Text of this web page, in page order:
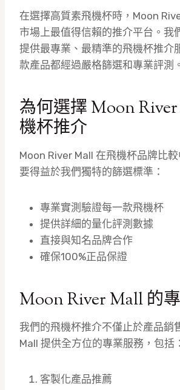
在選擇高質素飛機杯時，Moon
市場上最值得信賴的推介平台。我
提供最專業、最精準的飛機杯推介
款產品都經過嚴格篩選和專業評測。
為何選擇 Moon
機杯推介
Moon River Mall 在飛機杯品牌比
要得益於我們獨特的篩選標準：
專業實測驗證每一款飛機杯
提供詳細的量化評測數據
直接與知名品牌合作
確保100%正品保證
Moon River Mall 的
我們的飛機杯推介不僅止於產品銷
Mall 提供全方位的專業服務，包括：
客製化產品推薦